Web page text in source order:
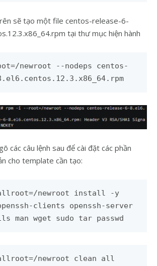
sẽ tạo một file centos-release-6-
tại thư mục hiện hành
newroot --nodeps centos-
các câu lệnh sau để cài đặt các phần
cho template cần tạo:
newroot install -y
clients openssh-server
man wget sudo tar passwd
newroot clean all